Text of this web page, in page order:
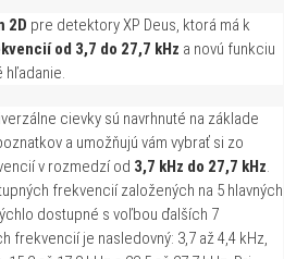
2D pre detektory XP Deus, ktorá má k
od 3,7 do 27,7 kHz a novú funkciu
hľadanie.
cievky sú navrhnuté na základe
a umožňujú vám vybrať si zo
v rozmedzí od 3,7 kHz do 27,7 kHz.
frekvencií založených na 5 hlavných
dostupné s voľbou ďalších 7
frekvencií je nasledovný: 3,7 až 4,4 kHz,